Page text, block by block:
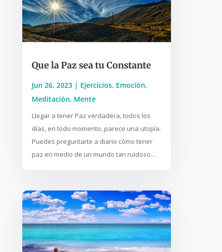
Que la Paz sea tu Constante
Jun 26, 2023| Ejercicios, Emoción,
Meditación, Mente
Llegar a tener Paz verdadera, todos los
días, en todo momento, parece una utopía.
Puedes preguntarte a diario cómo tener
paz en medio de un mundo tan ruidoso...